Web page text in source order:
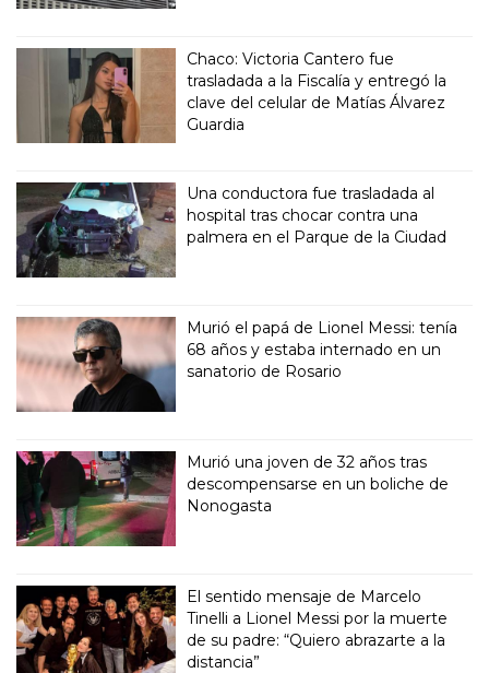
Chaco: Victoria Cantero fue
trasladada a la Fiscalía y entregó la
clave del celular de Matías Álvarez
Guardia
Una conductora fue trasladada al
hospital tras chocar contra una
palmera en el Parque de la Ciudad
Murió el papá de Lionel Messi: tenía
68 años y estaba internado en un
sanatorio de Rosario
Murió una joven de 32 años tras
descompensarse en un boliche de
Nonogasta
El sentido mensaje de Marcelo
Tinelli a Lionel Messi por la muerte
de su padre: “Quiero abrazarte a la
distancia”